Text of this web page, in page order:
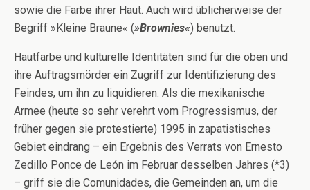
sowie die Farbe ihrer Haut. Auch wird üblicherweise der
Begriff »Kleine Braune« (»Brownies«) benutzt.
Hautfarbe und kulturelle Identitäten sind für die oben und
ihre Auftragsmörder ein Zugriff zur Identifizierung des
Feindes, um ihn zu liquidieren. Als die mexikanische
Armee (heute so sehr verehrt vom Progressismus, der
früher gegen sie protestierte) 1995 in zapatistisches
Gebiet eindrang – ein Ergebnis des Verrats von Ernesto
Zedillo Ponce de León im Februar desselben Jahres (*3)
– griff sie die Comunidades, die Gemeinden an, um die